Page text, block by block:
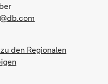
den Regionalen